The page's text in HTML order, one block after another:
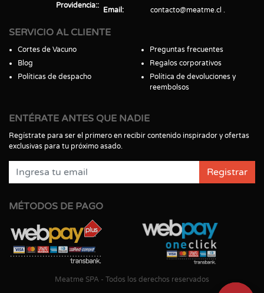
Providencia:
Email
contacto@meatme.cl
SERVICIO AL CLIENTE
Cortes de Vacuno
Blog
Políticas de despacho
Preguntas frecuentes
Regalos corporativos
Política de devoluciones y
reembolsos
ENTÉRATE ANTES QUE NADIE
Regístrate para ser el primero en recibir contenido inspirador y ofertas
exclusivas para tu próximo asado.
Registrar
MÉTODOS DE PAGO
Meatme SPA - Todos los derechos reservados